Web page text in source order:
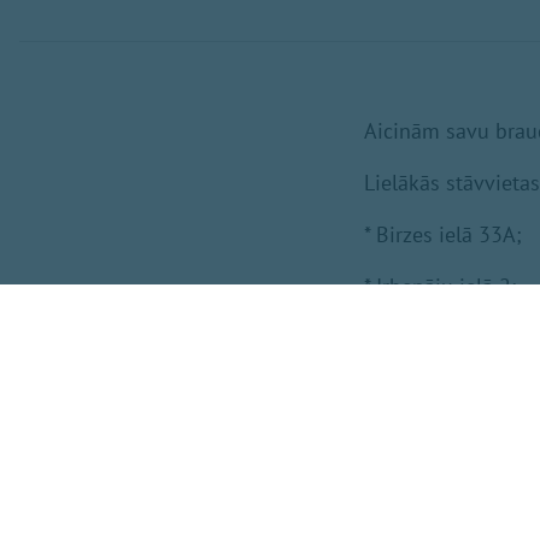
Aicinām savu
Lielākās
* Birzes ielā 33A;
* Irbenāju ielā 2;